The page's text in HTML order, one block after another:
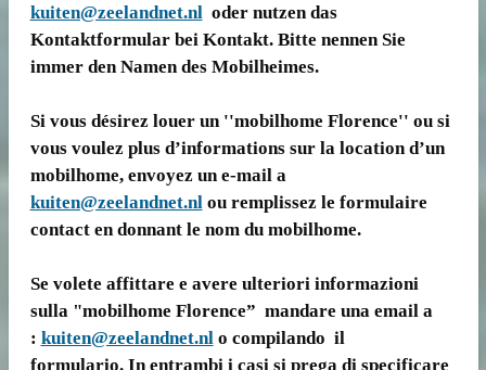
kuiten@zeelandnet.nloder nutzen das
Kontaktformular bei Kontakt. Bitte nennen Sie
immer den Namen des Mobilheimes.
Si vous désirez louer un ''mobilhome Florence'' ou si
vous voulez plus d’informations sur la location d’un
mobilhome, envoyez un e-mail a
kuiten@zeelandnet.nlou remplissez le formulaire
contact en donnant le nom du mobilhome.
Se volete affittare e avere ulteriori informazioni
sulla "mobilhome Florence” mandare una email a
: kuiten@zeelandnet.nlo compilando il
formulario. In entrambi i casi si prega di specificare